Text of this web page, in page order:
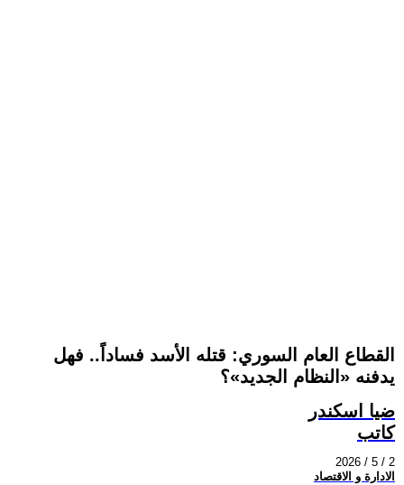
القطاع العام السوري: قتله الأسد فساداً.. فهل
يدفنه «النظام الجديد»؟
ضيا اسكندر
كاتب
2026 / 5 / 2
الادارة و الاقتصاد